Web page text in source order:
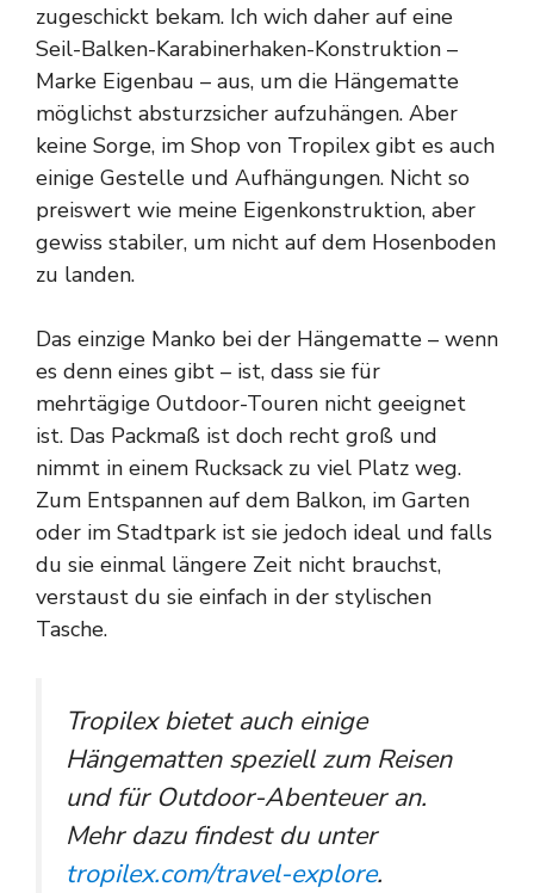
zugeschickt bekam. Ich wich daher auf eine
Seil-Balken-Karabinerhaken-Konstruktion –
Marke Eigenbau – aus, um die Hängematte
möglichst absturzsicher aufzuhängen. Aber
keine Sorge, im Shop von Tropilex gibt es auch
einige Gestelle und Aufhängungen. Nicht so
preiswert wie meine Eigenkonstruktion, aber
gewiss stabiler, um nicht auf dem Hosenboden
zu landen.
Das einzige Manko bei der Hängematte – wenn
es denn eines gibt – ist, dass sie für
mehrtägige Outdoor-Touren nicht geeignet
ist. Das Packmaß ist doch recht groß und
nimmt in einem Rucksack zu viel Platz weg.
Zum Entspannen auf dem Balkon, im Garten
oder im Stadtpark ist sie jedoch ideal und falls
du sie einmal längere Zeit nicht brauchst,
verstaust du sie einfach in der stylischen
Tasche.
Tropilex bietet auch einige
Hängematten speziell zum Reisen
und für Outdoor-Abenteuer an.
Mehr dazu findest du unter
tropilex.com/travel-explore.